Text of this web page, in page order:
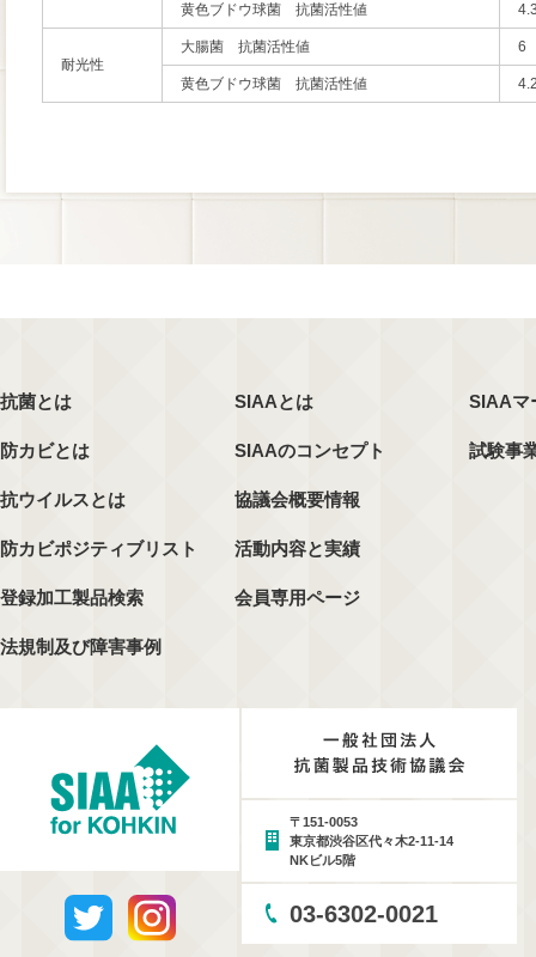
黄色ブドウ球菌 抗菌活性値
耐光性
大腸菌 抗菌活性値 6
黄色ブドウ球菌 抗菌活性値
抗菌とは
防カビとは
抗ウイルスとは
防カビポジティブリスト
登録加工製品検索
法規制及び障害事例
SIAAとは
SIAAのコンセプト
協議会概要情報
活動内容と実績
会員専用ページ
SIAAマ
試験事
〒151-0053
東京都渋谷区代々木2-11-14
NKビル5階
03-6302-0021